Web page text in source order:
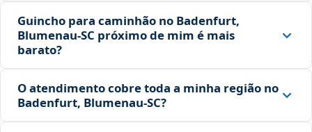
Guincho para caminhão no Badenfurt,
Blumenau‑SC próximo de mim é mais
barato?
O atendimento cobre toda a minha região no
Badenfurt, Blumenau‑SC?